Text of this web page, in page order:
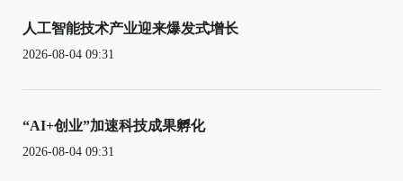
人工智能技术产业迎来爆发式增长
2026-08-04 09:31
“AI+创业”加速科技成果孵化
2026-08-04 09:31